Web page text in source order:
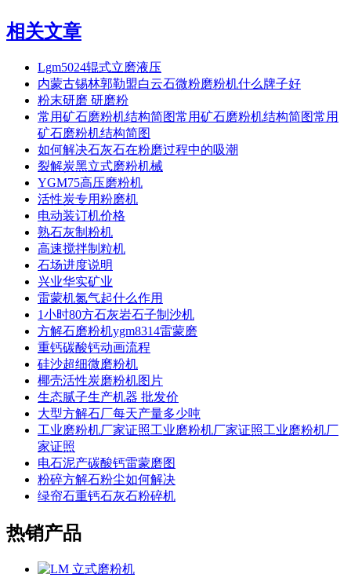
相关文章
Lgm5024辊式立磨液压
内蒙古锡林郭勒盟白云石微粉磨粉机什么牌子好
粉末研磨 研磨粉
常用矿石磨粉机结构简图常用矿石磨粉机结构简图常用
矿石磨粉机结构简图
如何解决石灰石在粉磨过程中的吸潮
裂解炭黑立式磨粉机械
YGM75高压磨粉机
活性炭专用粉磨机
电动装订机价格
熟石灰制粉机
高速搅拌制粒机
石场进度说明
兴业华实矿业
雷蒙机氮气起什么作用
1小时80方石灰岩石子制沙机
方解石磨粉机ygm8314雷蒙磨
重钙碳酸钙动画流程
硅沙超细微磨粉机
椰壳活性炭磨粉机图片
生态腻子生产机器 批发价
大型方解石厂每天产量多少吨
工业磨粉机厂家证照工业磨粉机厂家证照工业磨粉机厂
家证照
电石泥产碳酸钙雷蒙磨图
粉碎方解石粉尘如何解决
绿帘石重钙石灰石粉碎机
热销产品